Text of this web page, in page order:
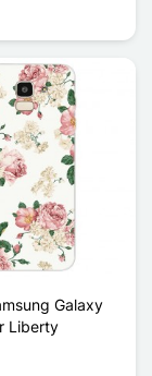
Galaxy
Liberty